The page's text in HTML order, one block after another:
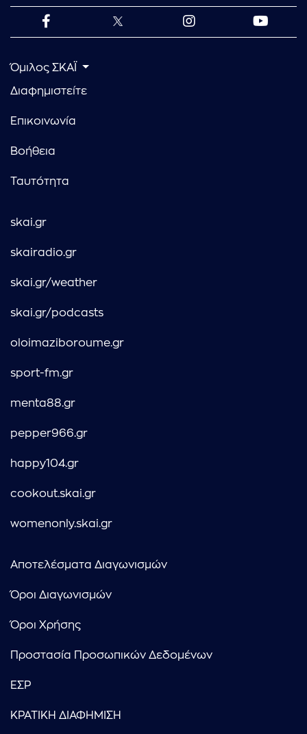
Όμιλος ΣΚΑΪ
Διαφημιστείτε
Επικοινωνία
Βοήθεια
Ταυτότητα
skai.gr
skairadio.gr
skai.gr/weather
skai.gr/podcasts
oloimaziboroume.gr
sport-fm.gr
menta88.gr
pepper966.gr
happy104.gr
cookout.skai.gr
womenonly.skai.gr
Αποτελέσματα Διαγωνισμών
Όροι Διαγωνισμών
Όροι Χρήσης
Προστασία Προσωπικών Δεδομένων
ΕΣΡ
ΚΡΑΤΙΚΗ ΔΙΑΦΗΜΙΣΗ